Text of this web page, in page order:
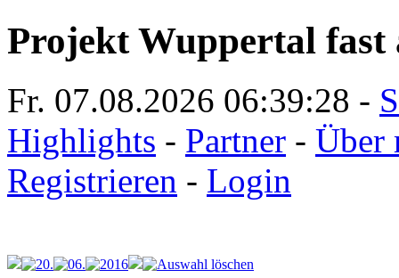
Projekt Wuppertal fast
Fr. 07.08.2026 06:39:28 -
Highlights - Partner - Über
Registrieren - Login